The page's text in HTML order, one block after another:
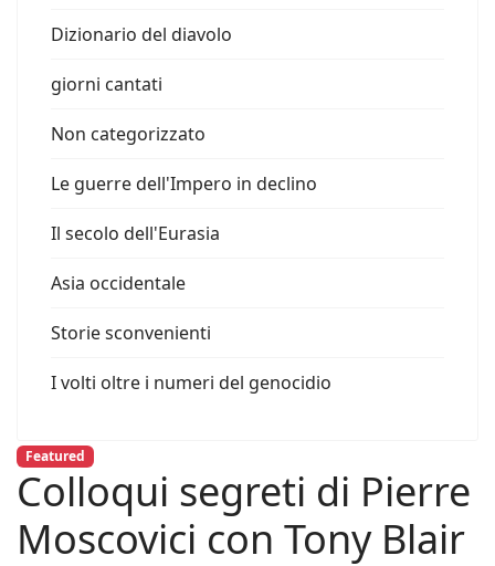
Dizionario del diavolo
giorni cantati
Non categorizzato
Le guerre dell'Impero in declino
Il secolo dell'Eurasia
Asia occidentale
Storie sconvenienti
I volti oltre i numeri del genocidio
Featured
Colloqui segreti di Pierre
Moscovici con Tony Blair